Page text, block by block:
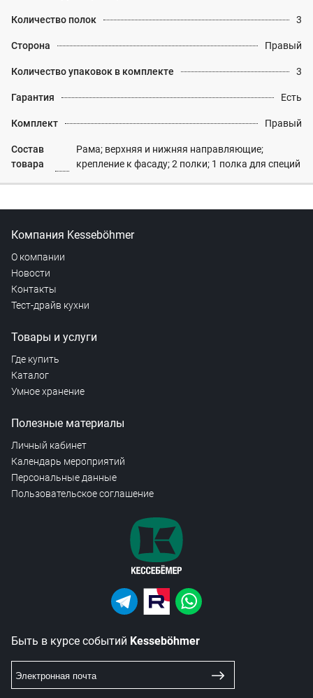
Количество полок 3
Сторона Правый
Количество упаковок в комплекте 3
Гарантия Есть
Комплект Правый
Состав
товара
Рама; верхняя и нижняя направляющие;
крепление к фасаду; 2 полки; 1 полка для специй
Компания Kesseböhmer
О компании
Новости
Контакты
Тест-драйв кухни
Товары и услуги
Где купить
Каталог
Умное хранение
Полезные материалы
Личный кабинет
Календарь мероприятий
Персональные данные
Пользовательское соглашение
Быть в курсе событий Kesseböhmer